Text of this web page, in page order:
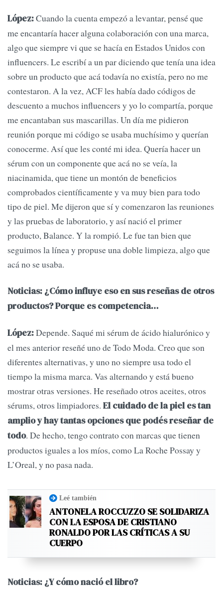
López:Cuando la cuenta empezó a levantar, pensé que
me encantaría hacer alguna colaboración con una marca,
algo que siempre vi que se hacía en Estados Unidos con
influencers. Le escribí a un par diciendo que tenía una idea
sobre un producto que acá todavía no existía, pero no me
contestaron. A la vez, ACF les había dado códigos de
descuento a muchos influencers y yo lo compartía, porque
me encantaban sus mascarillas. Un día me pidieron
reunión porque mi código se usaba muchísimo y querían
conocerme. Así que les conté mi idea. Quería hacer un
sérum con un componente que acá no se veía, la
niacinamida, que tiene un montón de beneficios
comprobados científicamente y va muy bien para todo
tipo de piel. Me dijeron que sí y comenzaron las reuniones
y las pruebas de laboratorio, y así nació el primer
producto, Balance. Y la rompió. Le fue tan bien que
seguimos la línea y propuse una doble limpieza, algo que
acá no se usaba.
Noticias: ¿Cómo influye eso en sus reseñas de otros
productos? Porque es competencia…
López:Depende. Saqué mi sérum de ácido hialurónico y
el mes anterior reseñé uno de Todo Moda. Creo que son
diferentes alternativas, y uno no siempre usa todo el
tiempo la misma marca. Vas alternando y está bueno
mostrar otras versiones. He reseñado otros aceites, otros
sérums, otros limpiadores. El cuidado de la piel es tan
amplio y hay tantas opciones que podés reseñar de
todo. De hecho, tengo contrato con marcas que tienen
productos iguales a los míos, como La Roche Possay y
L’Oreal, y no pasa nada.
Leé también
ANTONELA ROCCUZZO SE SOLIDARIZA
CON LA ESPOSA DE CRISTIANO
RONALDO POR LAS CRÍTICAS A SU
CUERPO
Noticias: ¿Y cómo nació el libro?